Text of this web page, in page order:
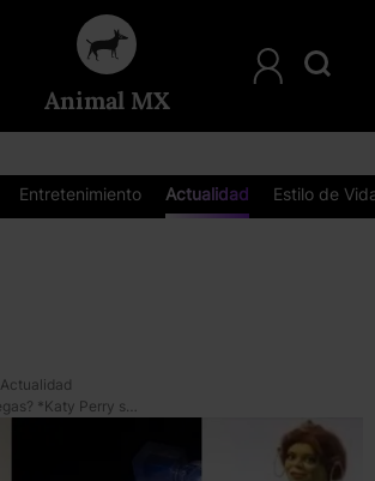
Animal MX
Entretenimiento Actualidad Estilo de
Actualidad
Nena, ¿Dónde entregas? *Katy Perry sacó su línea de chanclas y le llovieron memes*